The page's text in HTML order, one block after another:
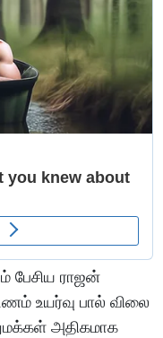
பேசிய ராஜன்
உயர்வு பால் விலை
அதிகமாக